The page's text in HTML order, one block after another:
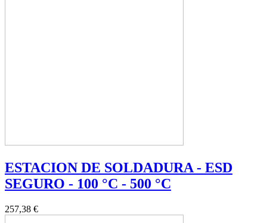
ESTACION DE SOLDADURA - ESD
SEGURO - 100 °C - 500 °C
257,38 €